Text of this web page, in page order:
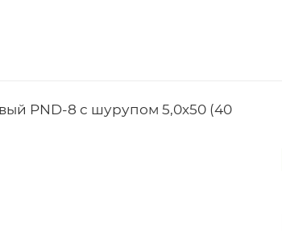
PND-8 с шурупом 5,0х50 (40